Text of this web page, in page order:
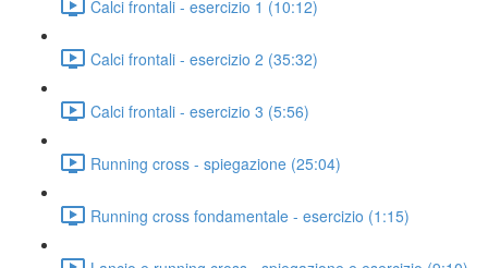
Calci frontali - esercizio 1 (10:12)
Calci frontali - esercizio 2 (35:32)
Calci frontali - esercizio 3 (5:56)
Running cross - spiegazione (25:04)
Running cross fondamentale - esercizio (1:15)